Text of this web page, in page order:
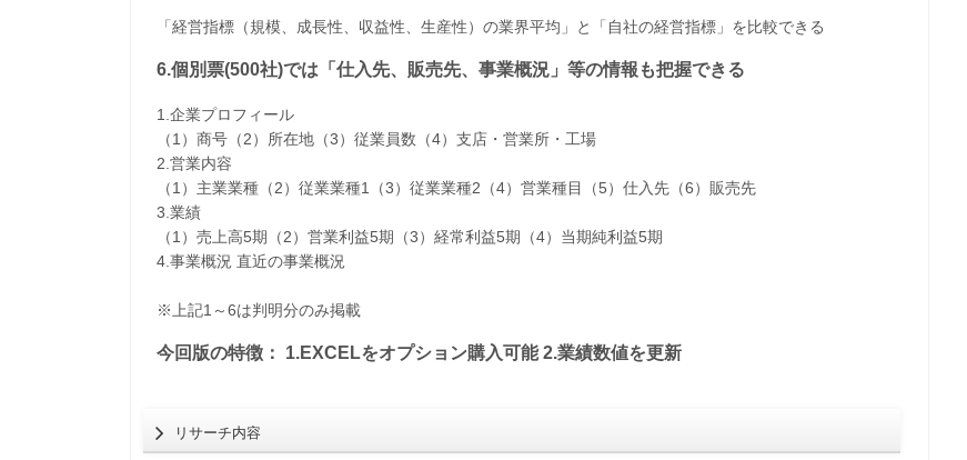
「経営指標（規模、成長性、収益性、生産性）の業界平均」と「自社の経営指標」を比較できる
6.個別票(500社)では「仕入先、販売先、事業概況」等の情報も把握できる
1.企業プロフィール
（1）商号（2）所在地（3）従業員数（4）支店・営業所・工場
2.営業内容
（1）主業業種（2）従業業種1（3）従業業種2（4）営業種目（5）仕入先（6）販売先
3.業績
（1）売上高5期（2）営業利益5期（3）経常利益5期（4）当期純利益5期
4.事業概況 直近の事業概況
※上記1～6は判明分のみ掲載
今回版の特徴： 1.EXCELをオプション購入可能 2.業績数値を更新
リサーチ内容